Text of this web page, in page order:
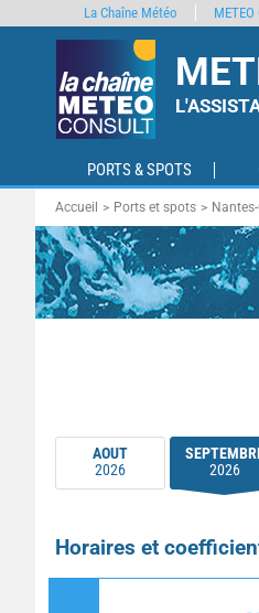
PORTS & SPOTS
Accueil Ports et spots
AOUT
2026
2026
Horaires et
La Chaîne Météo METEO